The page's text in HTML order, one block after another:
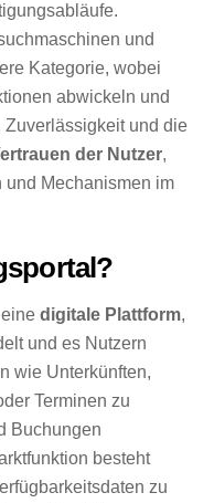
und
Kategorie, wobei
abwickeln und
und die
der Nutzer,
Mechanismen im
einedigitale Plattform,
und es Nutzern
wie Unterkünften,
Terminen zu
Buchungen
besteht
zu